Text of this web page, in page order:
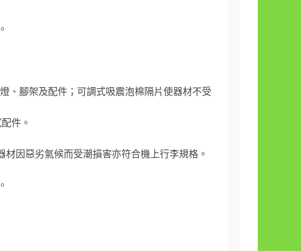
、腳架及配件；可調式吸震泡棉隔片使器材不受
件。
因惡劣氣候而受潮損害亦符合機上行李規格。